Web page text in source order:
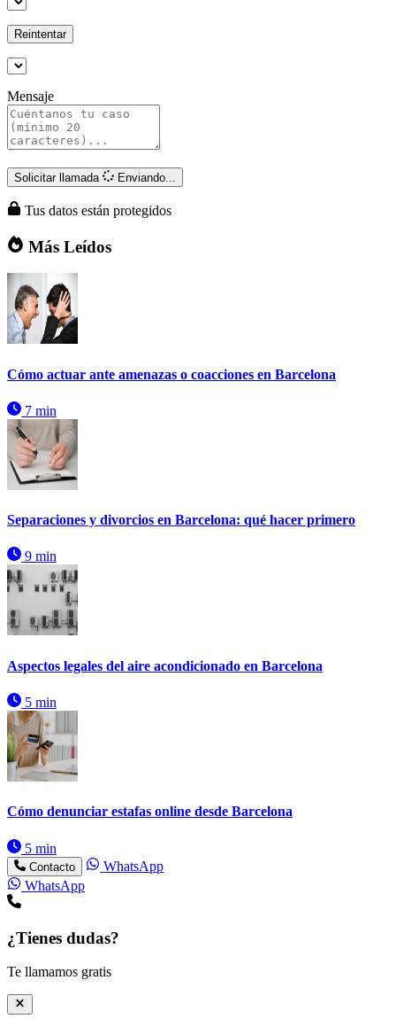
Reintentar
Mensaje
Solicitar llamada Enviando...
Tus datos están protegidos
Más Leídos
Cómo actuar ante amenazas o coacciones en Barcelona
7 min
Separaciones y divorcios en Barcelona: qué hacer primero
9 min
Aspectos legales del aire acondicionado en Barcelona
5 min
Cómo denunciar estafas online desde Barcelona
5 min
Contacto
WhatsApp
WhatsApp
¿Tienes dudas?
Te llamamos gratis